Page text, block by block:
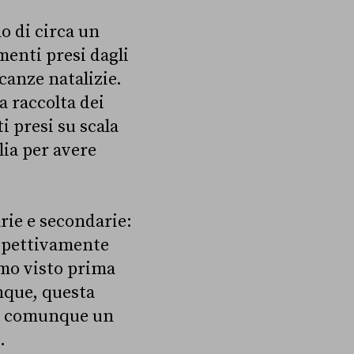
di circa un
presi dagli
natalizie.
raccolta dei
presi su scala
per avere
e secondarie:
visto prima
questa
un